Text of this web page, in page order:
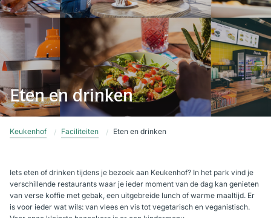
Veelgestelde vragen
Contact
Eten en drinken
Keukenhof Faciliteiten Eten en drinken
Iets eten of drinken tijdens je bezoek aan Keukenhof? In het park vind je
verschillende restaurants waar je ieder moment van de dag kan genieten
van verse koffie met gebak, een uitgebreide lunch of warme maaltijd. Er
is voor ieder wat wils: van vlees en vis tot vegetarisch en veganistisch.